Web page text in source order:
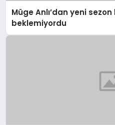
Müge Anlı’dan yeni
beklemiyordu